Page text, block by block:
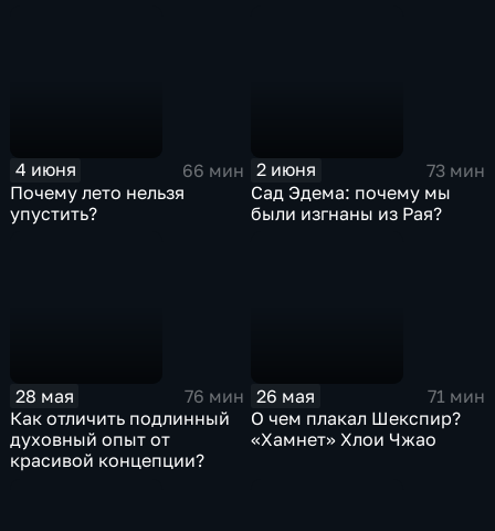
4 июня
66 мин
Почему лето нельзя
упустить?
2 июня
73 мин
Сад Эдема: почему мы
были изгнаны из Рая?
28 мая
76 мин
Как отличить подлинный
духовный опыт от
красивой концепции?
26 мая
71 мин
О чем плакал Шекспир?
«Хамнет» Хлои Чжао